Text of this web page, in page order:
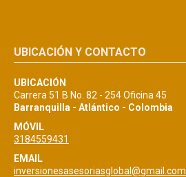
UBICACIÓN Y CONTACTO
UBICACIÓN
Carrera 51 B No. 82 - 254 Oficina 45
Barranquilla - Atlántico - Colombia
MÓVIL
3184559431
EMAIL
inversionesasesoriasglobal@gmail.com